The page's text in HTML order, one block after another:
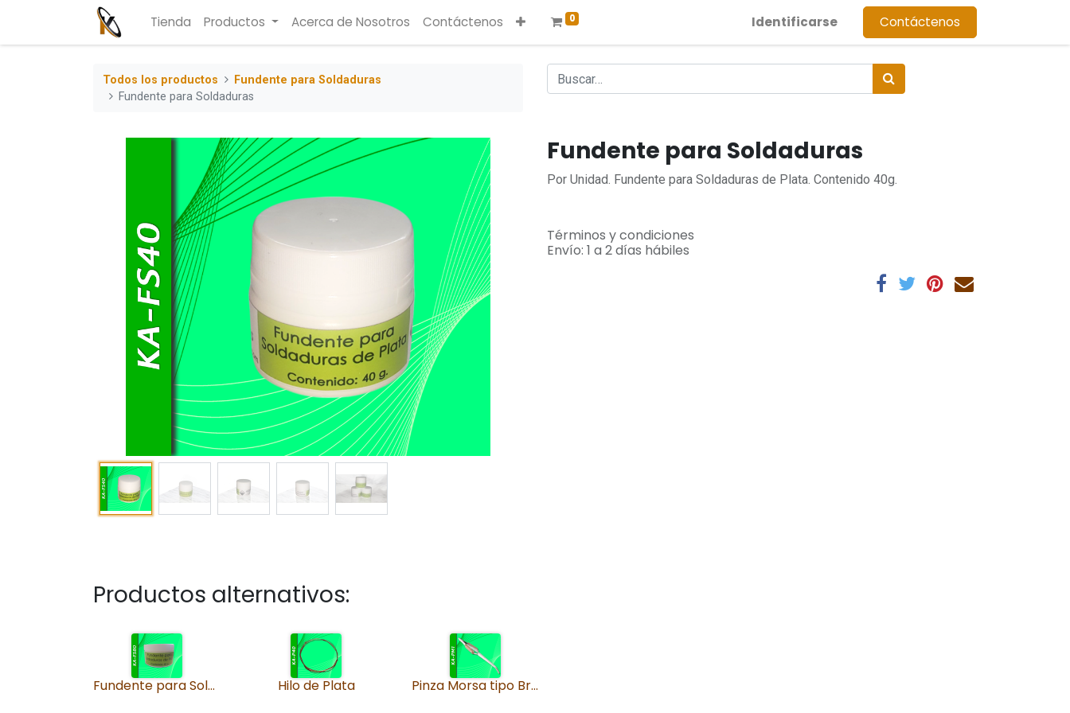
Tienda Productos Acerca de Nosotros Contáctenos 0 Identificarse Contáctenos
Todos los productos
Fundente para Soldaduras
Fundente para Soldaduras
Fundente para Soldaduras
Por Unidad. Fundente para Soldaduras de Plata. Contenido 40g.
Términos y condiciones
Envío: 1 a 2 días hábiles
Productos alternativos:
Fundente para Soldaduras Hilo de Plata Pinza Morsa tipo Brusela